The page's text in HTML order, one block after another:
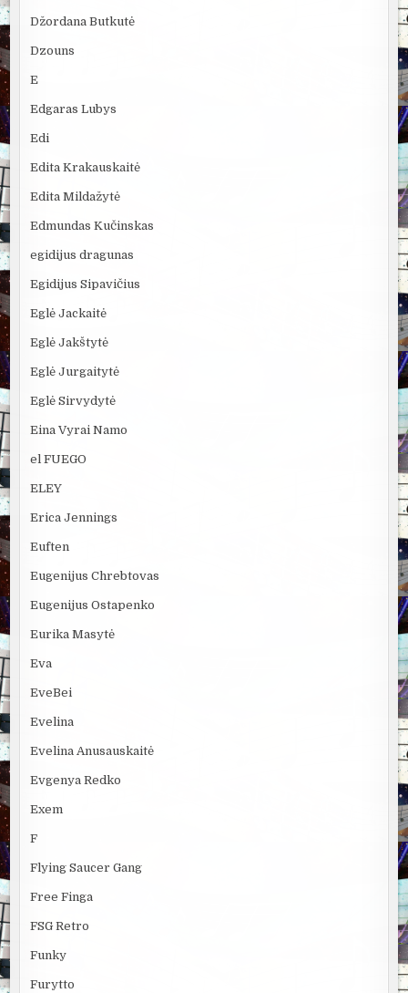
Džordana Butkutė
Dzouns
E
Edgaras Lubys
Edi
Edita Krakauskaitė
Edita Mildažytė
Edmundas Kučinskas
egidijus dragunas
Egidijus Sipavičius
Eglė Jackaitė
Eglė Jakštytė
Eglė Jurgaitytė
Eglė Sirvydytė
Eina Vyrai Namo
el FUEGO
ELEY
Erica Jennings
Euften
Eugenijus Chrebtovas
Eugenijus Ostapenko
Eurika Masytė
Eva
EveBei
Evelina
Evelina Anusauskaitė
Evgenya Redko
Exem
F
Flying Saucer Gang
Free Finga
FSG Retro
Funky
Furytto